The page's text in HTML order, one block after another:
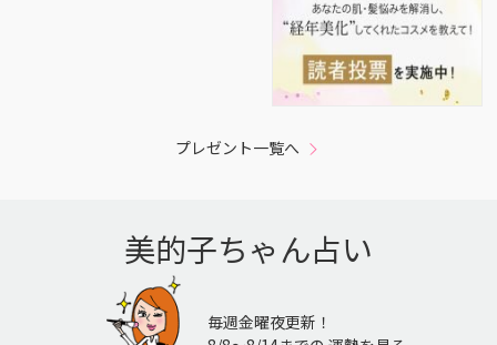
プレゼント一覧へ
美的子ちゃん占い
毎週金曜夜更新！